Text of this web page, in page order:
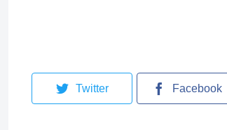
Twitter Facebook